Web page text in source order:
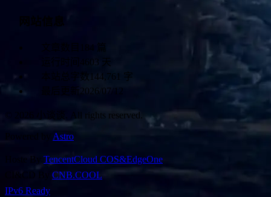
网站信息
184 篇
运行时间 4603 天
本站总字数 144,761 字
最后更新2026/07/12
© 2026 小谈谈. All rights reserved.
Powered by Astro
Hoste By TencentCloud COS&EdgeOne
CI&CD By CNB.COOL
IPv6 Ready